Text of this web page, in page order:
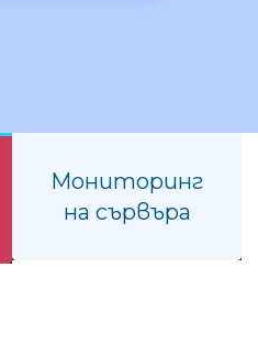
Мониторинг
на сървъра